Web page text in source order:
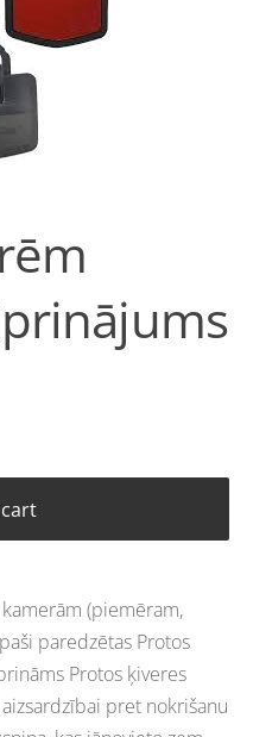
(piemēram,
paredzētas Protos
Protos ķiveres
pret nokrišanu